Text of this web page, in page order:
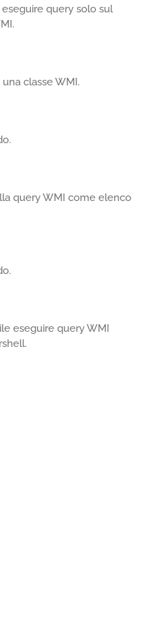
query solo sul
classe WMI.
query WMI come elenco
eseguire query WMI